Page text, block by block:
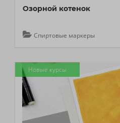
Озорной котенок
Спиртовые маркеры
Новые курсы